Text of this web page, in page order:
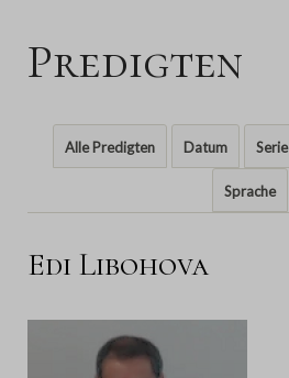
Predigten
Alle Predigten Datum Serie
Sprache
Edi Libohova